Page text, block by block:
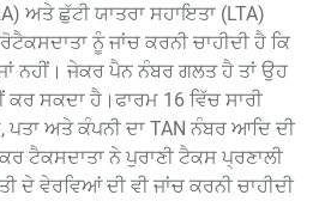
ਅਤੇ ਛੁੱਟੀ ਯਾਤਰਾ ਸਹਾਇਤਾ (LTA)
ਨੂੰ ਜਾਂਚ ਕਰਨੀ ਚਾਹੀਦੀ ਹੈ ਕਿ
ਨਹੀਂ। ਜੇਕਰ ਪੈਨ ਨੰਬਰ ਗਲਤ ਹੈ ਤਾਂ ਉਹ
ਸਕਦਾ ਹੈ।ਫਾਰਮ 16 ਵਿੱਚ ਸਾਰੀ
ਪਤਾ ਅਤੇ ਕੰਪਨੀ ਦਾ TAN ਨੰਬਰ ਆਦਿ ਦੀ
ਟੈਕਸਦਾਤਾ ਨੇ ਪੁਰਾਣੀ ਟੈਕਸ ਪ੍ਰਣਾਲੀ
ਦੇ ਵੇਰਵਿਆਂ ਦੀ ਵੀ ਜਾਂਚ ਕਰਨੀ ਚਾਹੀਦੀ